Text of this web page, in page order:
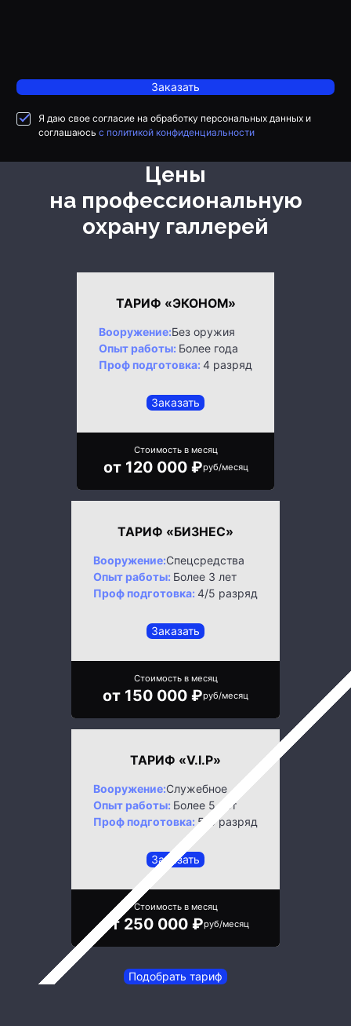
Заказать
Я даю свое согласие на обработку персональных данных и
соглашаюсь с политикой конфиденциальности
Цены
на профессиональную
охрану галлерей
ТАРИФ «ЭКОНОМ»
Вооружение:Без оружия
Опыт работы: Более года
Проф подготовка: 4 разряд
Заказать
Стоимость в месяц
от 120 000 ₽руб/месяц
ТАРИФ «БИЗНЕС»
Вооружение:Спецсредства
Опыт работы: Более 3 лет
Проф подготовка: 4/5 разряд
Заказать
Стоимость в месяц
от 150 000 ₽руб/месяц
ТАРИФ «V.I.P»
Вооружение:Служебное
Опыт работы: Более 5 лет
Проф подготовка: 5/6 разряд
Заказать
Стоимость в месяц
от 250 000 ₽руб/месяц
Подобрать тариф